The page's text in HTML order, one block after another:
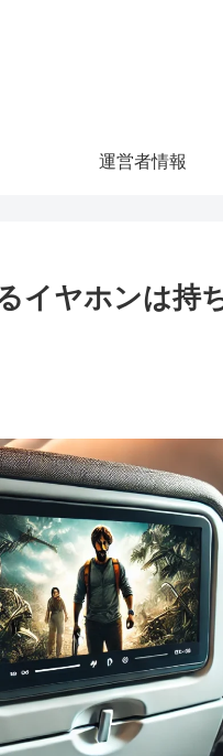
運営者情報
イヤホンは持